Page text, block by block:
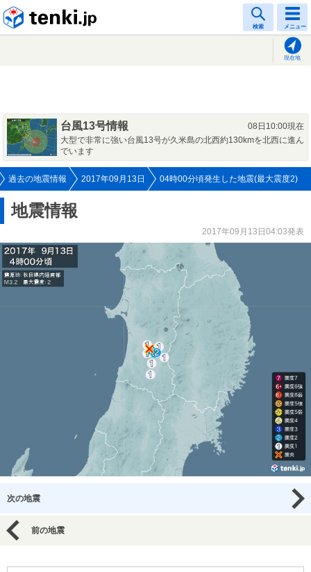
検索 メニュー
現在地
台風13号情報
08日10:00現在
大型で非常に強い台風13号が久米島の北西約130kmを北西に進ん
でいます
過去の地震情報 2017年09月13日 04時00分頃発生した地震(最大震度2)
地震情報
2017年09月13日04:03発表
次の地震
前の地震